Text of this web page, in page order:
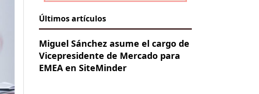
Últimos artículos
Miguel Sánchez asume el cargo de
Vicepresidente de Mercado para
EMEA en SiteMinder